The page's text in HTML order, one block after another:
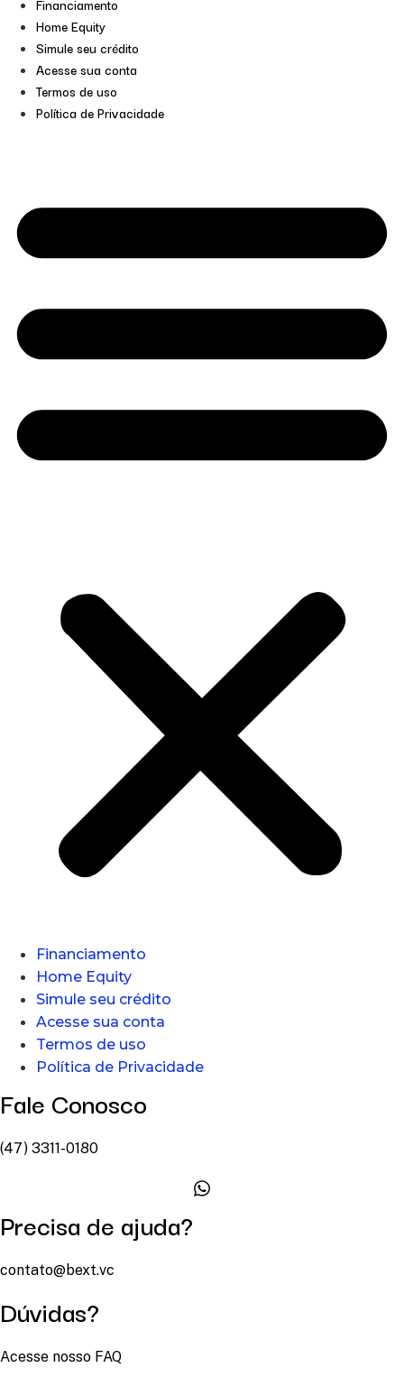
Financiamento
Home Equity
Simule seu crédito
Acesse sua conta
Termos de uso
Política de Privacidade
Financiamento
Home Equity
Simule seu crédito
Acesse sua conta
Termos de uso
Política de Privacidade
Fale Conosco
(47) 3311-0180
Precisa de ajuda?
contato@bext.vc
Dúvidas?
Acesse nosso FAQ